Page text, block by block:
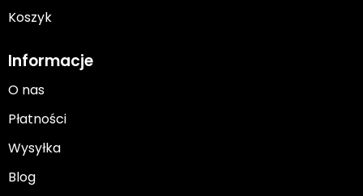
Koszyk
Informacje
O nas
Płatności
Wysyłka
Blog